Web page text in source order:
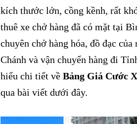
kích thước lớn, cồng kềnh, rất
thuê xe chở hàng đã có mặt tại
chuyên chở hàng hóa, đồ đạc
Chánh và vận chuyển hàng đi
hiểu chi tiết về Bảng Giá Cước
qua bài viết dưới đây.